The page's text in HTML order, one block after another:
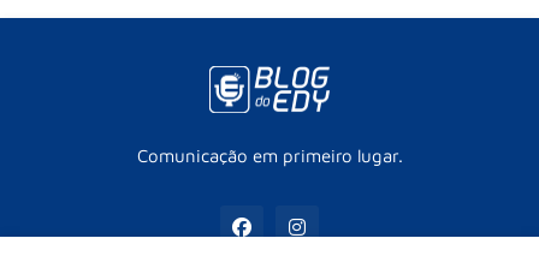
Comunicação em primeiro lugar.